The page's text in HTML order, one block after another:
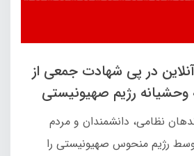
در پی شهادت جمعی از
رژیم صهیونیستی
نظامی، دانشمندان و مردم
رژیم منحوس صهیونیستی را